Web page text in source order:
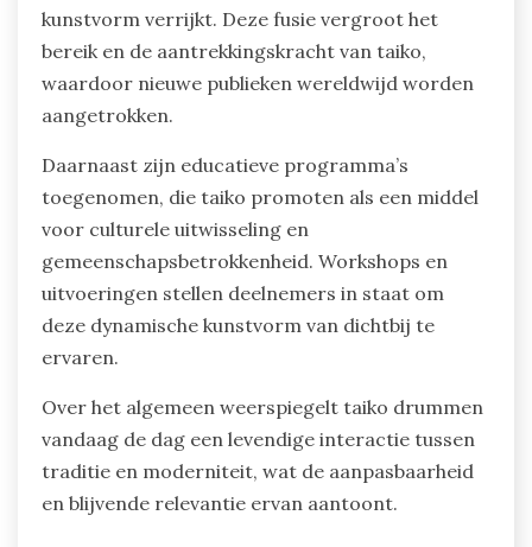
kunstvorm verrijkt. Deze fusie vergroot het
bereik en de aantrekkingskracht van taiko,
waardoor nieuwe publieken wereldwijd worden
aangetrokken.
Daarnaast zijn educatieve programma’s
toegenomen, die taiko promoten als een middel
voor culturele uitwisseling en
gemeenschapsbetrokkenheid. Workshops en
uitvoeringen stellen deelnemers in staat om
deze dynamische kunstvorm van dichtbij te
ervaren.
Over het algemeen weerspiegelt taiko drummen
vandaag de dag een levendige interactie tussen
traditie en moderniteit, wat de aanpasbaarheid
en blijvende relevantie ervan aantoont.